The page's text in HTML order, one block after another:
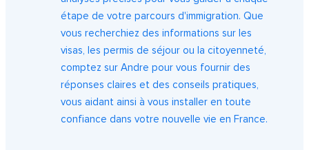
étape de votre parcours d'immigration. Que
vous recherchiez des informations sur les
visas, les permis de séjour ou la citoyenneté,
comptez sur Andre pour vous fournir des
réponses claires et des conseils pratiques,
vous aidant ainsi à vous installer en toute
confiance dans votre nouvelle vie en France.